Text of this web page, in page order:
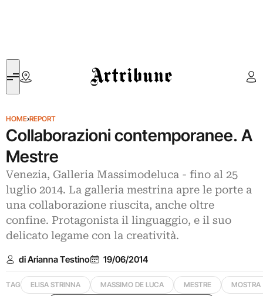
Artribune
HOME›REPORT
Collaborazioni contemporanee. A
Mestre
Venezia, Galleria Massimodeluca - fino al 25
luglio 2014. La galleria mestrina apre le porte a
una collaborazione riuscita, anche oltre
confine. Protagonista il linguaggio, e il suo
delicato legame con la creatività.
di Arianna Testino 19/06/2014
TAG ELISA STRINNA MASSIMO DE LUCA MESTRE MOSTRA